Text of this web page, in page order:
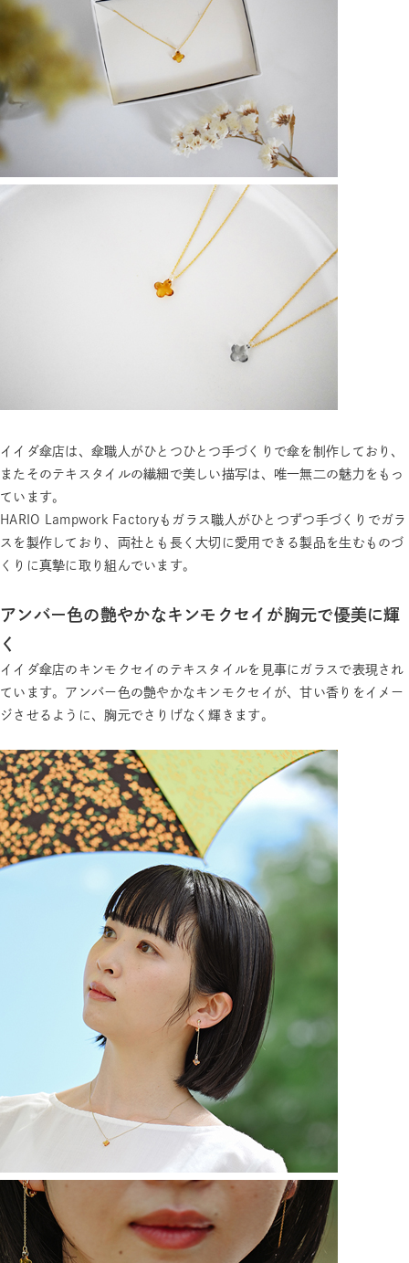
イイダ傘店は、傘職人がひとつひとつ手づくりで傘を制作しており、
またそのテキスタイルの繊細で美しい描写は、唯一無二の魅力をもっ
ています。
HARIO Lampwork Factoryもガラス職人がひとつずつ手づくりでガラ
スを製作しており、両社とも長く大切に愛用できる製品を生むものづ
くりに真摯に取り組んでいます。
アンバー色の艶やかなキンモクセイが胸元で優美に輝
く
イイダ傘店のキンモクセイのテキスタイルを見事にガラスで表現され
ています。アンバー色の艶やかなキンモクセイが、甘い香りをイメー
ジさせるように、胸元でさりげなく輝きます。